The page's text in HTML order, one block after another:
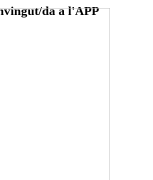
da a l'APP